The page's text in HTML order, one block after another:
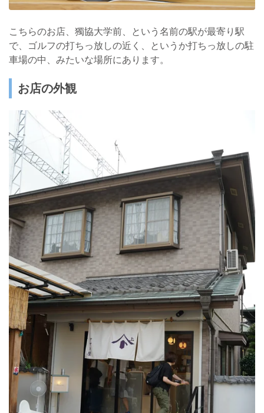
こちらのお店、獨協大学前、という名前の駅が最寄り駅
で、ゴルフの打ちっ放しの近く、というか打ちっ放しの駐
車場の中、みたいな場所にあります。
お店の外観